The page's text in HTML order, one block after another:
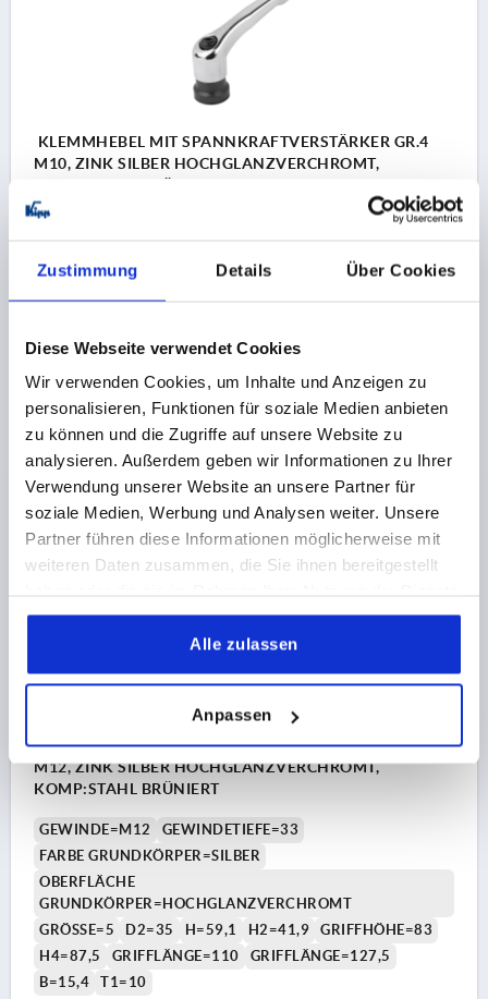
Zustimmung Details Über Cookies
Diese Webseite verwendet Cookies
Wir verwenden Cookies, um Inhalte und Anzeigen zu
personalisieren, Funktionen für soziale Medien anbieten
zu können und die Zugriffe auf unsere Website zu
analysieren. Außerdem geben wir Informationen zu Ihrer
Verwendung unserer Website an unsere Partner für
soziale Medien, Werbung und Analysen weiter. Unsere
Partner führen diese Informationen möglicherweise mit
weiteren Daten zusammen, die Sie ihnen bereitgestellt
gesammelt haben.
Alle zulassen
Anpassen
KLEMMHEBEL MIT SPANNKRAFTVERSTÄRKER GR.4
M10, ZINK SILBER HOCHGLANZVERCHROMT,
OBERFLÄCHE
GRUNDKÖRPER=HOCHGLANZVERCHROMT
H4=77,3
GRIFFLÄNGE=95 GRIFFLÄNGE=110
T1=10
Bestellnummer:K1599.4106
20,33 €
zzgl. MwSt.
zzgl. Versandkosten
DETAILS
K1599 HV
KLEMMHEBEL MIT SPANNKRAFTVERSTÄRKER GR.5
M12, ZINK SILBER HOCHGLANZVERCHROMT,
KOMP:STAHL BRÜNIERT
GEWINDE=M12
GEWINDETIEFE=33
FARBE GRUNDKÖRPER=SILBER
OBERFLÄCHE
GRUNDKÖRPER=HOCHGLANZVERCHROMT
GRÖSSE=5
D2=35 H=59,1 H2=41,9
GRIFFHÖHE=83
H4=87,5
GRIFFLÄNGE=110
GRIFFLÄNGE=127,5
B=15,4
T1=10